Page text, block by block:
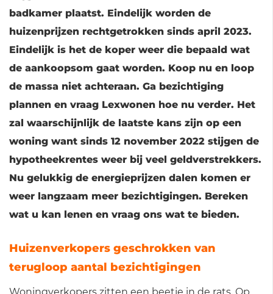
badkamer plaatst. Eindelijk worden de
huizenprijzen rechtgetrokken sinds april 2023.
Eindelijk is het de koper weer die bepaald wat
de aankoopsom gaat worden. Koop nu en loop
de massa niet achteraan. Ga bezichtiging
plannen en vraag Lexwonen hoe nu verder. Het
zal waarschijnlijk de laatste kans zijn op een
woning want sinds 12 november 2022 stijgen de
hypotheekrentes weer bij veel geldverstrekkers.
Nu gelukkig de energieprijzen dalen komen er
weer langzaam meer bezichtigingen. Bereken
wat u kan lenen en vraag ons wat te bieden.
Huizenverkopers geschrokken van
terugloop aantal bezichtigingen